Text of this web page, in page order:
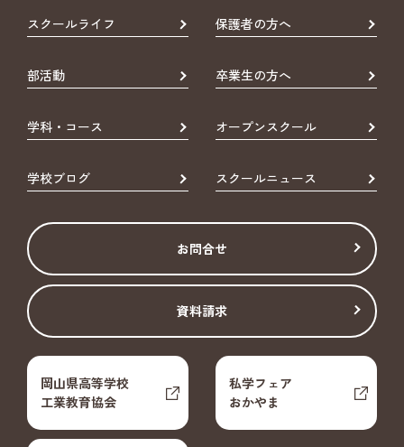
スクールライフ 保護者の方へ
部活動 卒業生の方へ
学科・コース オープンスクール
学校ブログ スクールニュース
お問合せ
資料請求
岡山県高等学校
工業教育協会
私学フェア
おかやま